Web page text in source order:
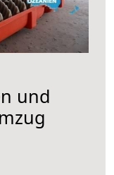
und